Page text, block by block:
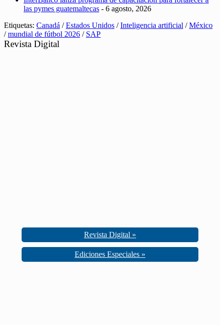
las pymes guatemaltecas - 6 agosto, 2026
Etiquetas: Canadá /Estados Unidos /Inteligencia artificial /México
/mundial de fútbol 2026 / SAP
Revista Digital
Revista Digital »
Ediciones Especiales »